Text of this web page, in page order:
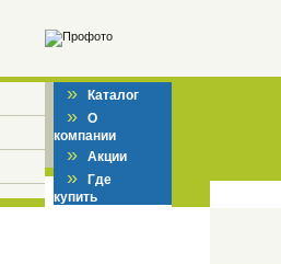
» Каталог
» О
компании
» Акции
» Где
купить